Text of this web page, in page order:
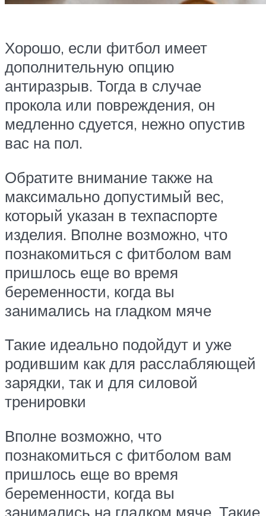
Хорошо, если фитбол имеет
дополнительную опцию
антиразрыв. Тогда в случае
прокола или повреждения, он
медленно сдуется, нежно опустив
вас на пол.
Обратите внимание также на
максимально допустимый вес,
который указан в техпаспорте
изделия. Вполне возможно, что
познакомиться с фитболом вам
пришлось еще во время
беременности, когда вы
занимались на гладком мяче
Такие идеально подойдут и уже
родившим как для расслабляющей
зарядки, так и для силовой
тренировки
Вполне возможно, что
познакомиться с фитболом вам
пришлось еще во время
беременности, когда вы
занимались на гладком мяче. Такие